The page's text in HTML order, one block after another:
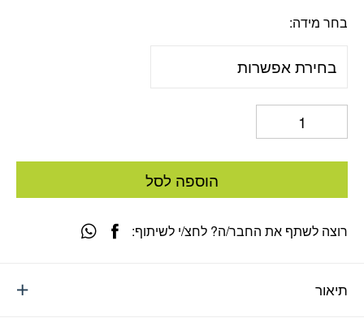
בחר מידה
הוספה לסל
תיאור
רוצה לשתף את החבר/ה? לחצ/י לשיתוף: